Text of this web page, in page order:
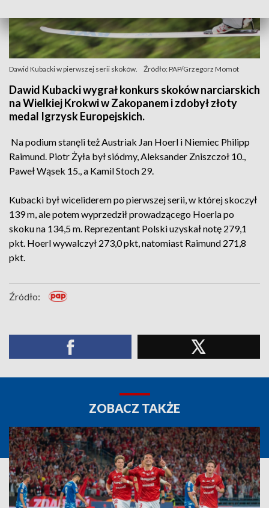
Dawid Kubacki w pierwszej serii skoków. Źródło: PAP/Grzegorz Momot
Dawid Kubacki wygrał konkurs skoków narciarskich
na Wielkiej Krokwi w Zakopanem i zdobył złoty
medal Igrzysk Europejskich.
Na podium stanęli też Austriak Jan Hoerl i Niemiec Philipp
Raimund. Piotr Żyła był siódmy, Aleksander Zniszczoł 10.,
Paweł Wąsek 15., a Kamil Stoch 29.
Kubacki był wiceliderem po pierwszej serii, w której skoczył
139 m, ale potem wyprzedził prowadzącego Hoerla po
skoku na 134,5 m. Reprezentant Polski uzyskał notę 279,1
pkt. Hoerl wywalczył 273,0 pkt, natomiast Raimund 271,8
pkt.
Źródło:
ZOBACZ TAKŻE